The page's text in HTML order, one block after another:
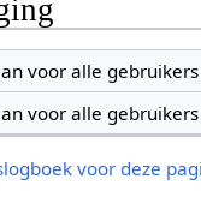
voor alle
voor alle
voor deze